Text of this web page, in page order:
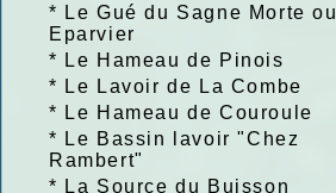
* Le Gué du Sagne Morte ou
Eparvier
* Le Hameau de Pinois
* Le Lavoir de La Combe
* Le Hameau de Couroule
* Le Bassin lavoir "Chez
Rambert"
* La Source du Buisson